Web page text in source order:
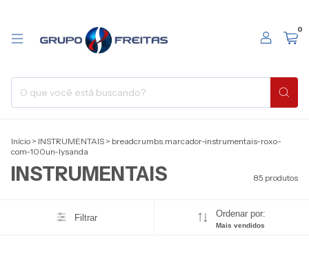
0
Início > INSTRUMENTAIS > breadcrumbs.marcador-instrumentais-roxo-
com-100un-lysanda
INSTRUMENTAIS 85 produtos
Filtrar Ordenar por:
Mais vendidos